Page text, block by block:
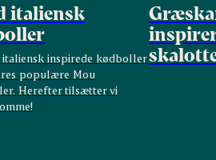
italiensk
inspirede kødboller
populære Mou
Herefter tilsætter vi